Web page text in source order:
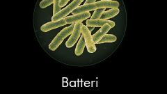
Batteri